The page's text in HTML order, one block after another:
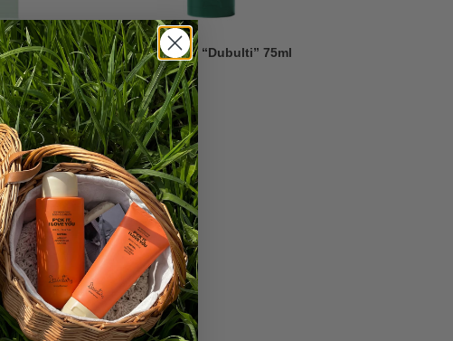
Roku aizsargkrēms “Dubulti” 75ml
3,23€